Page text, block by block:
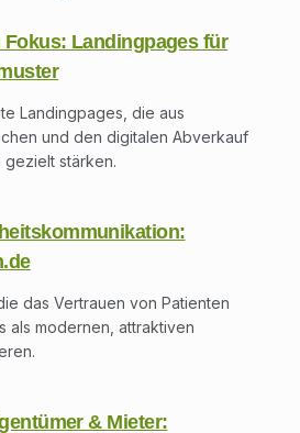
Fokus: Landingpages für
Landingpages, die aus
und den digitalen Abverkauf
stärken.
das Vertrauen von Patienten
als modernen, attraktiven
& Mieter: